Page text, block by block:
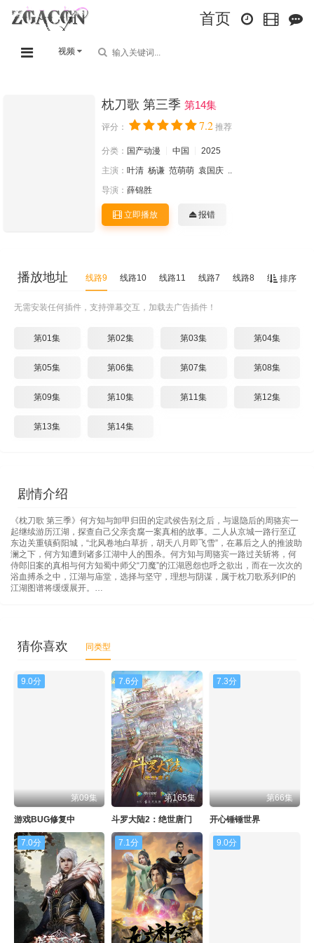
首页
视频
枕刀歌 第三季 第14集
评分： 7.2 推荐
分类： 国产动漫 中国
2025
主演： 叶清 杨谦 范萌萌 袁国庆 ..
导演： 薛锦胜
立即播放 报错
排序
播放地址 线路9 线路10 线路11 线路7 线路8 线路5
无需安装任何插件，支持弹幕交互，加载去广告插件！
第01集 第02集 第03集 第04集
第05集 第06集 第07集 第08集
第09集 第10集 第11集 第12集
第13集 第14集
剧情介绍
《枕刀歌 第三季》何方知与卸甲归田的定武侯告别之后，与退隐后的周骆宾一
起继续游历江湖，探查自己父亲贪腐一案真相的故事。二人从京城一路行至辽
东边关重镇蓟阳城，“北风卷地白草折，胡天八月即飞雪”，在幕后之人的推波助
澜之下，何方知遭到诸多江湖中人的围杀。何方知与周骆宾一路过关斩将，何
侍郎旧案的真相与何方知蜀中师父“刀魔”的江湖恩怨也呼之欲出，而在一次次的
浴血搏杀之中，江湖与庙堂，选择与坚守，理想与阴谋，属于枕刀歌系列IP的
江湖图谱将缓缓展开。…
猜你喜欢 同类型
9.0分
第09集
游戏BUG修复中
7.6分
第165集
斗罗大陆2：绝世唐门
7.3分
第66集
开心锤锤世界
7.0分 7.1分 9.0分